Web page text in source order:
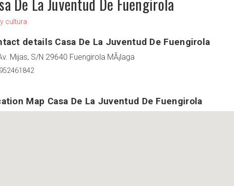
cultura
details Casa De La Juventud De Fuengirola
Mijas, S/N 29640 Fuengirola MÃ¡laga
952461842
Map Casa De La Juventud De Fuengirola